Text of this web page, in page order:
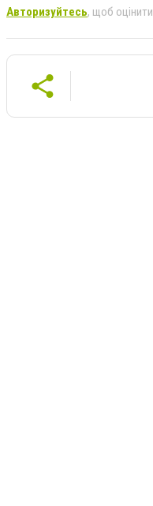
Авторизуйтесь, щоб оцінити